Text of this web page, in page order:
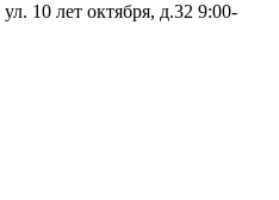
10 лет октября, д.32 9:00-